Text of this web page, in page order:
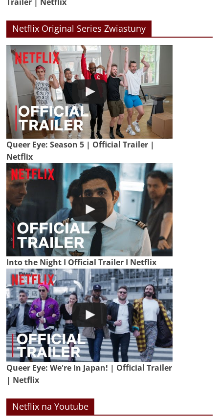
Netflix Original Series Zwiastuny
Queer Eye: Season 5 | Official Trailer |
Netflix
Into the Night I Official Trailer I Netflix
Queer Eye: We're In Japan! | Official Trailer
| Netflix
Netflix na Youtube